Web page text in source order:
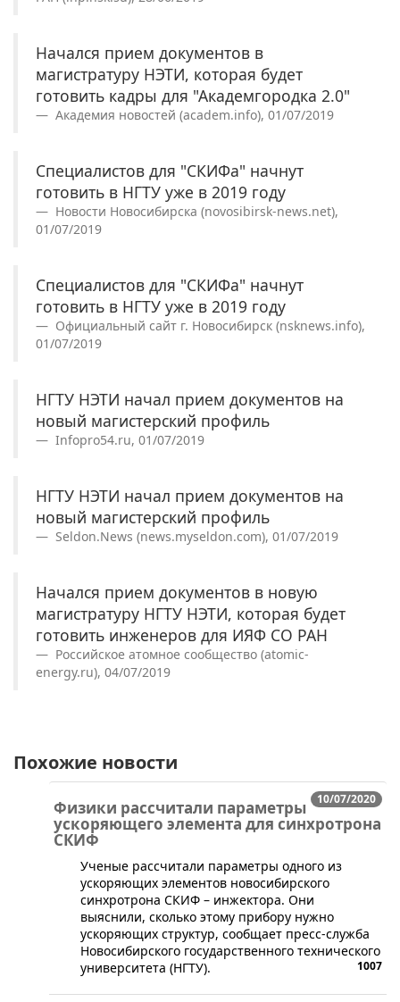
Начался прием документов в
магистратуру НЭТИ, которая будет
готовить кадры для "Академгородка 2.0"
Академия новостей (academ.info), 01/07/2019
Специалистов для "СКИФа" начнут
готовить в НГТУ уже в 2019 году
Новости Новосибирска (novosibirsk-news.net),
01/07/2019
Специалистов для "СКИФа" начнут
готовить в НГТУ уже в 2019 году
Официальный сайт г. Новосибирск (nsknews.info),
01/07/2019
НГТУ НЭТИ начал прием документов на
новый магистерский профиль
Infopro54.ru, 01/07/2019
НГТУ НЭТИ начал прием документов на
новый магистерский профиль
Seldon.News (news.myseldon.com), 01/07/2019
Начался прием документов в новую
магистратуру НГТУ НЭТИ, которая будет
готовить инженеров для ИЯФ СО РАН
Российское атомное сообщество (atomic-
energy.ru), 04/07/2019
Похожие новости
10/07/2020
Физики рассчитали параметры
ускоряющего элемента для синхротрона
СКИФ
​Ученые рассчитали параметры одного из
ускоряющих элементов новосибирского
синхротрона СКИФ – инжектора. Они
выяснили, сколько этому прибору нужно
ускоряющих структур, сообщает пресс-служба
Новосибирского государственного технического
университета (НГТУ).
1007